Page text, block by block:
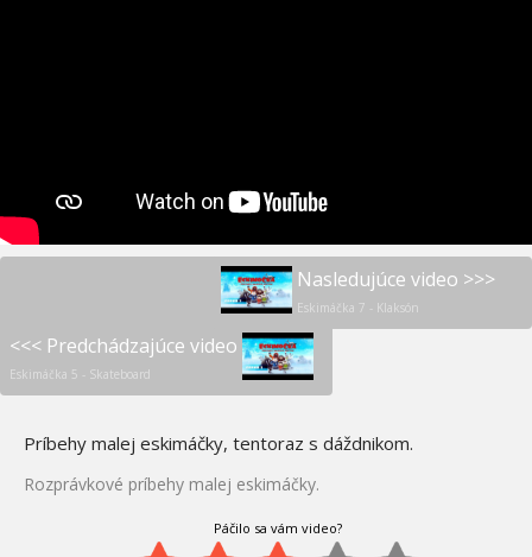
Nasledujúce video >>>
Eskimáčka 7 - Klaksón
<<< Predchádzajúce video
Eskimáčka 5 - Skateboard
Príbehy malej eskimáčky, tentoraz s dáždnikom.
Rozprávkové príbehy malej eskimáčky.
Páčilo sa vám video?